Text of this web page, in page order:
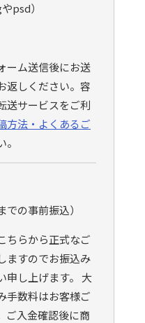
psd）
ーム送信後にお送
返しください。容
送サービスをご利
方法・よくあるご
の事前振込）
ちらから正式なご
ますのでお振込み
申し上げます。 大
手数料はお客様ご
ご入金確認後に商